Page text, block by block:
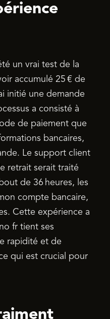
un vrai test de la
accumulé 25 € de
initié une demande
a consisté à
de paiement que
bancaires,
Le support client
retrait serait traité
de 36 heures, les
compte bancaire,
Cette expérience a
fr tient ses
rapidité et de
qui est crucial pour